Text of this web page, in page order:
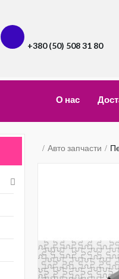
+380 (50) 508 31 80
О нас
Авто запчасти